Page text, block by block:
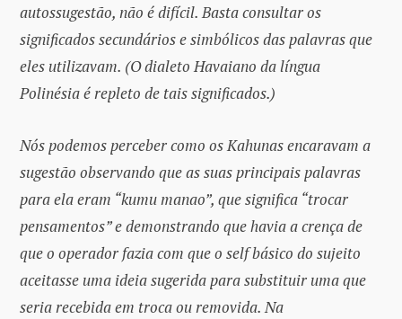
autossugestão, não é difícil. Basta consultar os
significados secundários e simbólicos das palavras que
eles utilizavam. (O dialeto Havaiano da língua
Polinésia é repleto de tais significados.)
Nós podemos perceber como os Kahunas encaravam a
sugestão observando que as suas principais palavras
para ela eram “kumu manao”, que significa “trocar
pensamentos” e demonstrando que havia a crença de
que o operador fazia com que o self básico do sujeito
aceitasse uma ideia sugerida para substituir uma que
seria recebida em troca ou removida. Na